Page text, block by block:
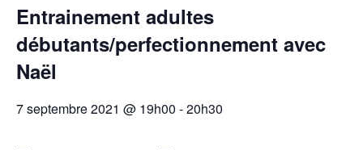
Entrainement adultes
débutants/perfectionnement avec
Naël
7 septembre 2021 @ 19h00 -20h30